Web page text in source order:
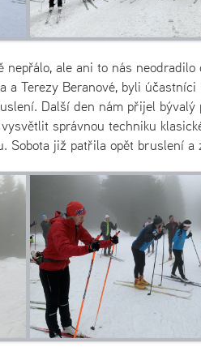
ale ani to nás
a Terezy Beranové, byli
Další den nám přijel
správnou techniku
Sobota již patřila opět bruslení